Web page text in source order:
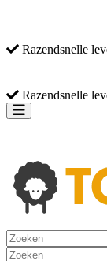
Razendsnelle
Razendsnelle
Toggle
navigation